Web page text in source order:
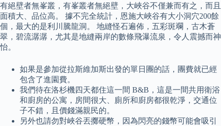
有絕壁者無峯叢，有峯叢者無絕壁，大峽谷不僅兼而有之，而且
面積大、品位高。 據不完全統計，恩施大峽谷有大小洞穴200餘
個，最大的是利川騰龍洞。 地縫怪石遍佈，五彩斑斕，古木蒼
翠，碧流潺潺，尤其是地縫兩岸的數條飛瀑流泉，令人震撼而神
怡。
如果是參加從拉斯維加斯出發的單日團的話，團費就已經
包含了進園費。
我們待在洛杉機四天都住這一間 B&B，這是一間共用衛浴
和廚房的公寓，房間很大、廁所和廚房都很乾淨，交通位
子不錯，且價錢滿親民的。
另外也請勿對峽谷丟擲硬幣，因為閃亮的錢幣可能會吸引